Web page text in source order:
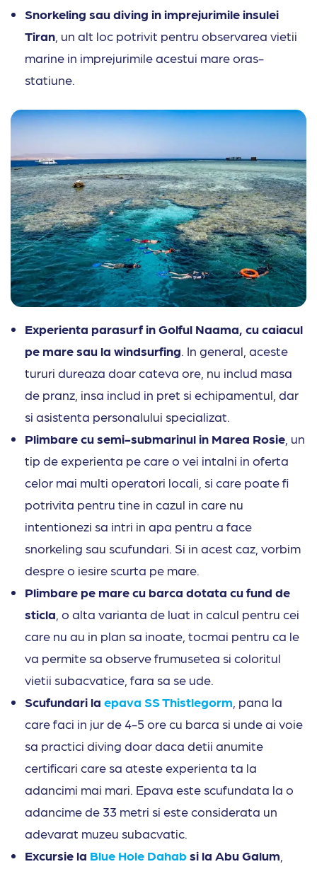
Snorkeling sau diving in imprejurimile insulei
Tiran , un alt loc potrivit pentru observarea vietii
marine in imprejurimile acestui mare oras-
statiune.
Experienta parasurf in Golful Naama, cu caiacul
pe mare sau la windsurfing. In general, aceste
tururi dureaza doar cateva ore, nu includ masa
de pranz, insa includ in pret si echipamentul, dar
si asistenta personalului specializat.
Plimbare cu semi-submarinul in Marea Rosie , un
tip de experienta pe care o vei intalni in oferta
celor mai multi operatori locali, si care poate fi
potrivita pentru tine in cazul in care nu
intentionezi sa intri in apa pentru a face
snorkeling sau scufundari. Si in acest caz, vorbim
despre o iesire scurta pe mare.
Plimbare pe mare cu barca dotata cu fund de
sticla , o alta varianta de luat in calcul pentru cei
care nu au in plan sa inoate, tocmai pentru ca le
va permite sa observe frumusetea si coloritul
vietii subacvatice, fara sa se ude.
Scufundari la epava SS Thistlegorm , pana la
care faci in jur de 4-5 ore cu barca si unde ai voie
sa practici diving doar daca detii anumite
certificari care sa ateste experienta ta la
adancimi mai mari. Epava este scufundata la o
adancime de 33 metri si este considerata un
adevarat muzeu subacvatic.
Excursie la Blue Hole Dahabsi la Abu Galum